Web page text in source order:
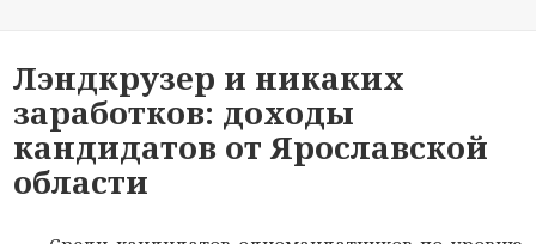
Лэндкрузер и никаких
заработков: доходы
кандидатов от Ярославской
области